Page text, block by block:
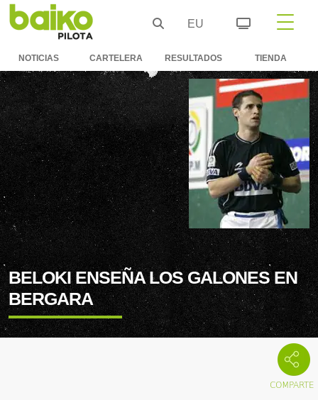
EU
NOTICIAS CARTELERA RESULTADOS TIENDA
BELOKI ENSEÑA LOS GALONES EN
BERGARA